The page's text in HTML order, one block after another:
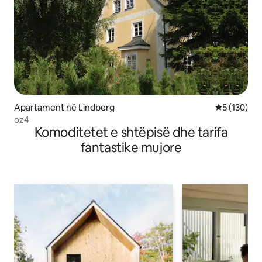
Apartament në Lindberg Vlerësimi
5 (130)
oz4
Komoditetet e shtëpisë dhe tarifa
fantastike mujore